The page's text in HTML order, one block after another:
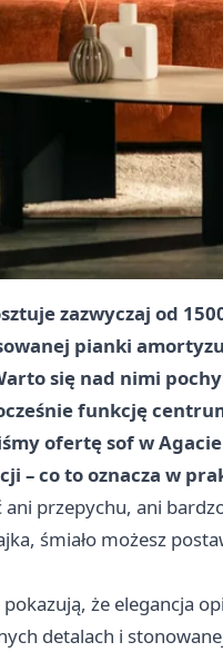
zazwyczaj od
pianki
się nad nimi
funkcję
ofertę sof w
– co to oznacza w
ani przepychu, ani
śmiało możesz
że elegancja
detalach i